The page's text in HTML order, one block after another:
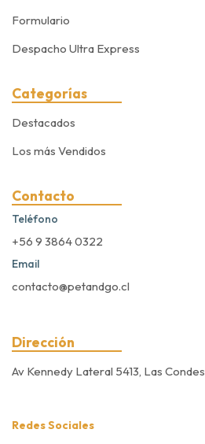
Formulario
Despacho Ultra Express
Categorías
Destacados
Los más Vendidos
Contacto
Teléfono
+56 9 3864 0322
Email
contacto@petandgo.cl
Dirección
Av Kennedy Lateral 5413, Las Condes
Redes Sociales